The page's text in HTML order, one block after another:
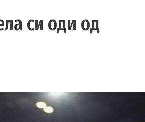
си оди од